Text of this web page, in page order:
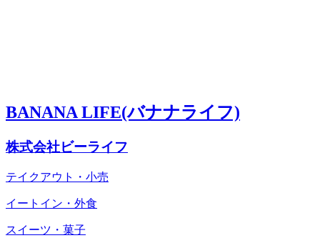
BANANA LIFE(バナナライフ)
株式会社ビーライフ
テイクアウト・小売
イートイン・外食
スイーツ・菓子